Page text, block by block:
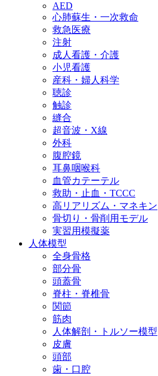
AED
心肺蘇生・一次救命
救急医療
注射
成人看護・介護
小児看護
産科・婦人科学
聴診
触診
縫合
超音波・X線
外科
腹腔鏡
耳鼻咽喉科
血管カテーテル
救助・止血・TCCC
高リアリズム・マネキン
骨切り・骨削用モデル
実習用模擬薬
人体模型
全身骨格
部分骨
頭蓋骨
脊柱・脊椎骨
関節
筋肉
人体解剖・トルソー模型
皮膚
頭部
歯・口腔